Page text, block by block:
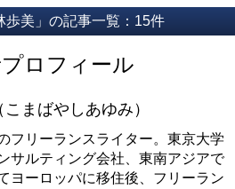
歩美」の記事一覧：15件
ロフィール
まばやしあゆみ）
フリーランスライター。東京大学
サルティング会社、東南アジアで
ヨーロッパに移住後、フリーラン